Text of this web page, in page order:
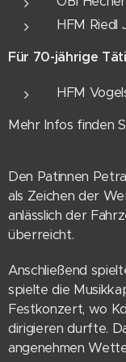
HFM Riedl
Für 70-jährige
HFM
Mehr Infos finden
Den Patinnen
als Zeichen der
anlässlich der
überreicht.
Anschließend
spielte die
Festkonzert, wo
dirigieren durfte.
angenehmen